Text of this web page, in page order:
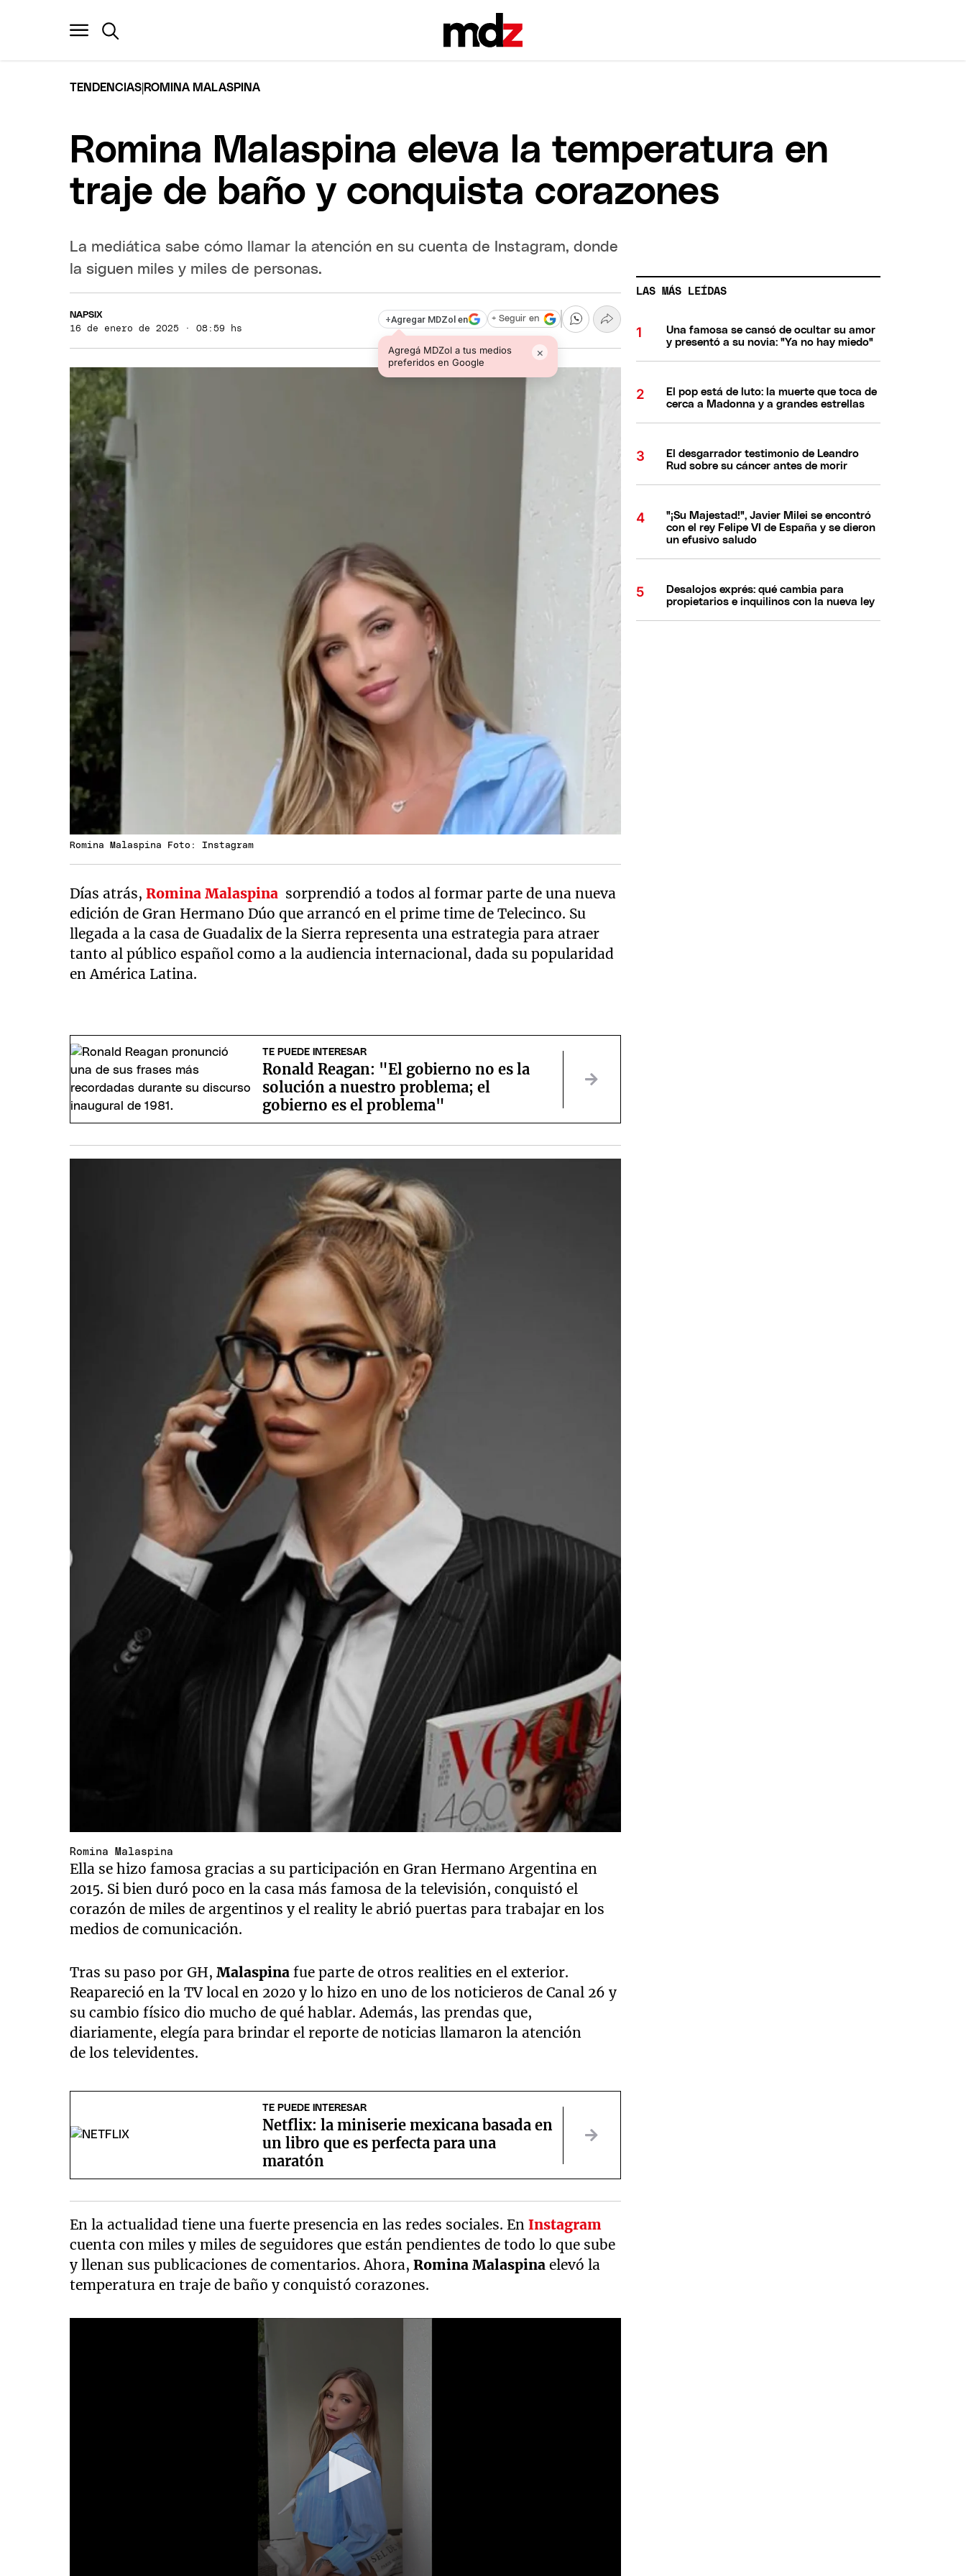
TENDENCIAS ROMINA MALASPINA
Romina Malaspina eleva la temperatura en
traje de baño y conquista corazones
La mediática sabe cómo llamar la atención en su cuenta de Instagram, donde
la siguen miles y miles de personas.
NAPSIX
16 de enero de 2025 · 08:59 hs
+Agregar MDZol en
Agregá MDZol a tus medios
preferidos en Google
×
+ Seguir en
Romina Malaspina Foto: Instagram
Días atrás,Romina Malaspina sorprendió a todos al formar parte de una nueva
edición de Gran Hermano Dúo que arrancó en el prime time de Telecinco. Su
llegada a la casa de Guadalix de la Sierra representa una estrategia para atraer
tanto al público español como a la audiencia internacional, dada su popularidad
en América Latina.
TE PUEDE INTERESAR
Ronald Reagan: "El gobierno no es la
solución a nuestro problema; el
gobierno es el problema"
Romina Malaspina
Ella se hizo famosa gracias a su participación en Gran Hermano Argentina en
2015. Si bien duró poco en la casa más famosa de la televisión, conquistó el
corazón de miles de argentinos y el reality le abrió puertas para trabajar en los
medios de comunicación.
Tras su paso por GH,Malaspinafue parte de otros realities en el exterior.
Reapareció en la TV local en 2020 y lo hizo en uno de los noticieros de Canal 26 y
su cambio físico dio mucho de qué hablar. Además, las prendas que,
diariamente, elegía para brindar el reporte de noticias llamaron la atención
de los televidentes.
TE PUEDE INTERESAR
Netflix: la miniserie mexicana basada en
un libro que es perfecta para una
maratón
En la actualidad tiene una fuerte presencia en las redes sociales. EnInstagram
cuenta con miles y miles de seguidores que están pendientes de todo lo que sube
y llenan sus publicaciones de comentarios. Ahora,Romina Malaspina elevó la
temperatura en traje de baño y conquistó corazones.
LAS MÁS LEÍDAS
Una famosa se cansó de ocultar su amor
y presentó a su novia: "Ya no hay miedo"
El pop está de luto: la muerte que toca de
cerca a Madonna y a grandes estrellas
El desgarrador testimonio de Leandro
Rud sobre su cáncer antes de morir
"¡Su Majestad!", Javier Milei se encontró
con el rey Felipe VI de España y se dieron
un efusivo saludo
Desalojos exprés: qué cambia para
propietarios e inquilinos con la nueva ley